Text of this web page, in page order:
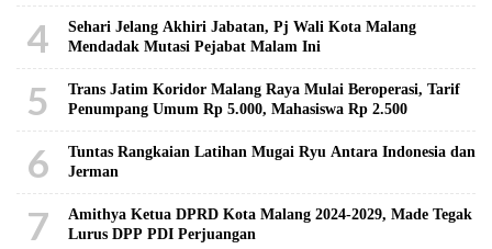
4
Sehari Jelang Akhiri Jabatan, Pj Wali Kota Malang
Mendadak Mutasi Pejabat Malam Ini
5
Trans Jatim Koridor Malang Raya Mulai Beroperasi, Tarif
Penumpang Umum Rp 5.000, Mahasiswa Rp 2.500
6
Tuntas Rangkaian Latihan Mugai Ryu Antara Indonesia dan
Jerman
7
Amithya Ketua DPRD Kota Malang 2024-2029, Made Tegak
Lurus DPP PDI Perjuangan